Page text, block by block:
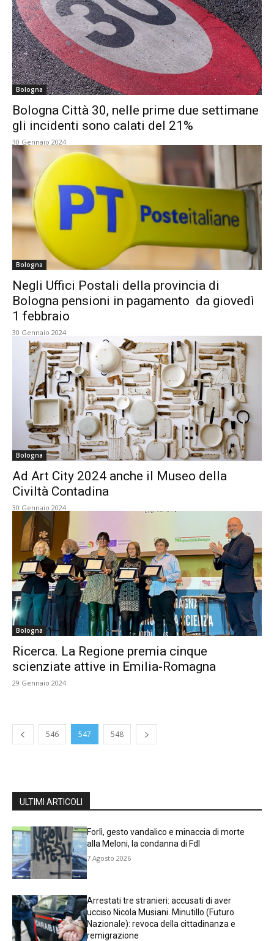
Bologna
Bologna Città 30, nelle prime due settimane
gli incidenti sono calati del 21%
30 Gennaio 2024
Bologna
Negli Uffici Postali della provincia di
Bologna pensioni in pagamento da giovedì
1 febbraio
30 Gennaio 2024
Bologna
Ad Art City 2024 anche il Museo della
Civiltà Contadina
30 Gennaio 2024
Bologna
Ricerca. La Regione premia cinque
scienziate attive in Emilia-Romagna
29 Gennaio 2024
546 547 548
ULTIMI ARTICOLI
Forlì, gesto vandalico e minaccia di morte
alla Meloni, la condanna di FdI
7 Agosto 2026
Arrestati tre stranieri: accusati di aver
ucciso Nicola Musiani. Minutillo (Futuro
Nazionale): revoca della cittadinanza e
remigrazione